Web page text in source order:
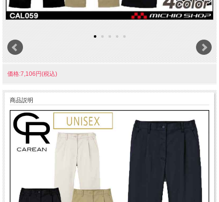
価格:7,106円(税込)
商品説明